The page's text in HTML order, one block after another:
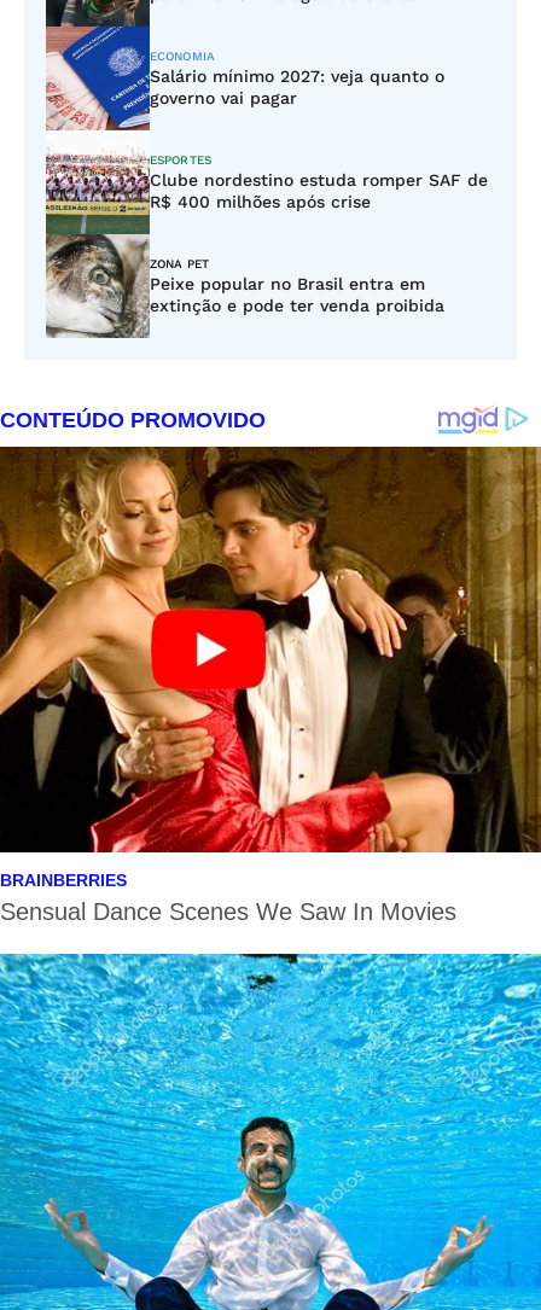
ECONOMIA
Salário mínimo 2027: veja quanto o
governo vai pagar
ESPORTES
Clube nordestino estuda romper SAF de
R$ 400 milhões após crise
ZONA PET
Peixe popular no Brasil entra em
extinção e pode ter venda proibida